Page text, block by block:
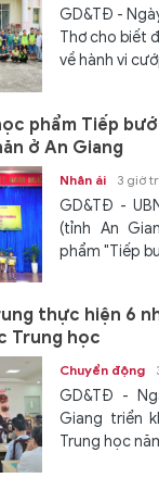
GD&TĐ -
Thơ cho biết
về hành vi
phẩm Tiếp
ở An Giang
Nhân ái 3 giờ
GD&TĐ -
(tỉnh An
phẩm "Tiếp
thực hiện 6
Trung học
Chuyển động
GD&TĐ -
Giang triển
Trung học